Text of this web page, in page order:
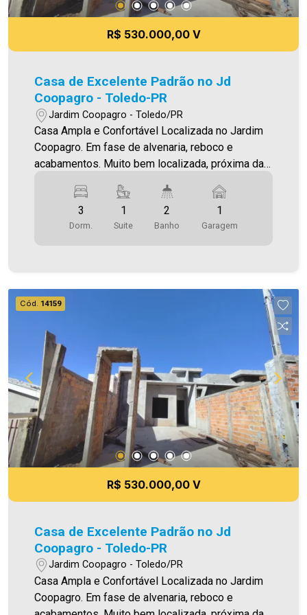
R$ 530.000,00 V
Casa de Excelente Padrão no Jd
Coopagro - Toledo-PR
Jardim Coopagro - Toledo/PR
Casa Ampla e Confortável Localizada no Jardim
Coopagro. Em fase de alvenaria, reboco e
acabamentos. Muito bem localizada, próxima da
Sala de estar (com lustre) - Sala de jantar -
Cozinha (integrada com as salas de estar/jantar)
- 01 suíte - 02 quartos - 02 Banheiros (social e
(sendo descoberta) - Piso porcelanato -
Iluminação em Led Área construída 81,00m² Área
de terreno 144,00m² Aproveite essa
oportunidade! A hora de encontrar o seu novo lar
é agora! Imobiliária Ativa, sinta-se em casa! As
informações aqui prestadas são verdadeiras,
todavia, reservamo-nos o direito de corrigir
qualquer erro de digitação e ou ortografia, bem
como alteração dos preços e imagens. Fotos
meramente ilustrativas
3
Dorm.
1
Suite
2
Banho
1
Garagem
Cód. 14159
R$ 530.000,00 V
Casa de Excelente Padrão no Jd
Coopagro - Toledo-PR
Jardim Coopagro - Toledo/PR
Casa Ampla e Confortável Localizada no Jardim
Coopagro. Em fase de alvenaria, reboco e